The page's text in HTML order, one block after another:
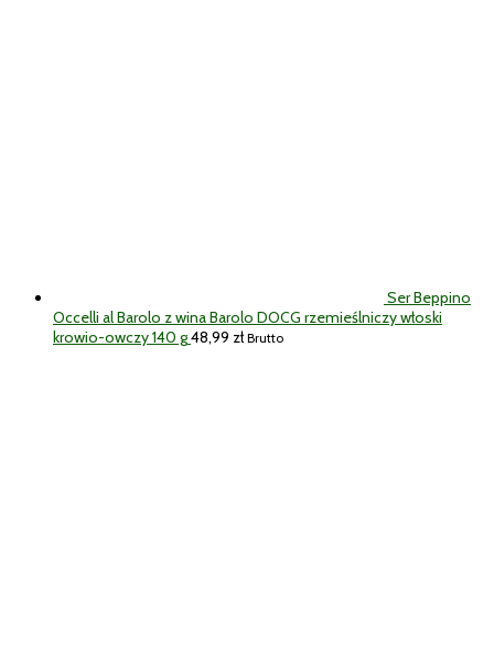
Ser Beppino
Occelli al Barolo z wina Barolo DOCG rzemieślniczy włoski
krowio-owczy 140 g48,99 zł Brutto